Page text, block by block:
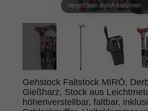
Vergrößern durch berühren
Gehstock Faltstock MIRÓ,
Gießharz, Stock aus
höhenverstellbar, faltbar,